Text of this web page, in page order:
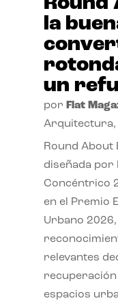
la
un
por Flat
Arquitectura,
Round About
diseñada por
Concéntrico
en el Premio
Urbano
relevantes
espacios